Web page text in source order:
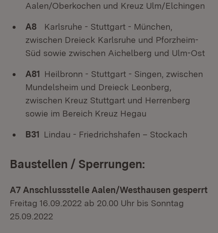
Aalen/Oberkochen und Kreuz Ulm/Elchingen
A8 Karlsruhe - Stuttgart - München,
zwischen Dreieck Karlsruhe und Pforzheim-
Süd sowie zwischen Aichelberg und Ulm-Ost
A81 Heilbronn - Stuttgart - Singen, zwischen
Mundelsheim und Dreieck Leonberg,
zwischen Kreuz Stuttgart und Herrenberg
sowie im Bereich Kreuz Hegau
B31 Lindau - Friedrichshafen – Stockach
Baustellen / Sperrungen:
A7 Anschlussstelle Aalen/Westhausen gesperrt
Freitag 16.09.2022 ab 20.00 Uhr bis Sonntag
25.09.2022